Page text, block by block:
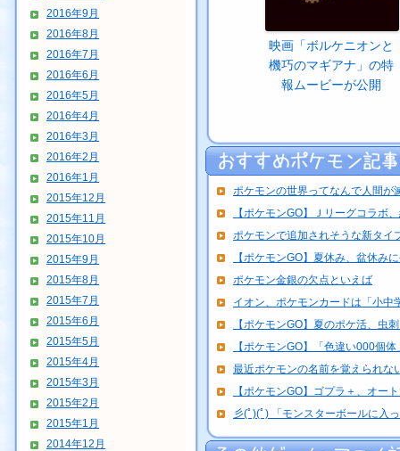
2016年9月
2016年8月
2016年7月
2016年6月
2016年5月
2016年4月
2016年3月
2016年2月
2016年1月
2015年12月
2015年11月
2015年10月
2015年9月
2015年8月
2015年7月
2015年6月
2015年5月
2015年4月
2015年3月
2015年2月
2015年1月
2014年12月
映画「ボルケニオンと
機巧のマギアナ」の特
報ムービーが公開
ポケモンの世界ってなんで人間が
【ポケモンGO】Ｊリーグコラボ
ポケモンで追加されそうな新タイ
【ポケモンGO】夏休み、盆休み
ポケモン金銀の欠点といえば
イオン、ポケモンカードは「小
【ポケモンGO】夏のポケ活、虫
【ポケモンGO】「色違い000個
最近ポケモンの名前を覚えられな
【ポケモンGO】ゴプラ＋、オー
彡(ﾟ)(ﾟ) 「モンスターボールに入